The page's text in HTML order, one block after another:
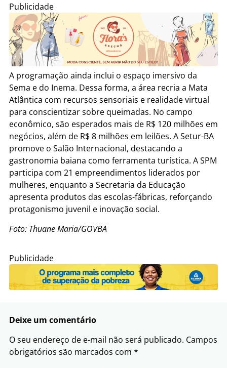
Publicidade
A programação ainda inclui o espaço imersivo da
Sema e do Inema. Dessa forma, a área recria a Mata
Atlântica com recursos sensoriais e realidade virtual
para conscientizar sobre queimadas. No campo
econômico, são esperados mais de R$ 120 milhões em
negócios, além de R$ 8 milhões em leilões. A Setur-BA
promove o Salão Internacional, destacando a
gastronomia baiana como ferramenta turística. A SPM
participa com 21 empreendimentos liderados por
mulheres, enquanto a Secretaria da Educação
apresenta produtos das escolas-fábricas, reforçando
protagonismo juvenil e inovação social.
Foto: Thuane Maria/GOVBA
Publicidade
Deixe um comentário
O seu endereço de e-mail não será publicado. Campos
obrigatórios são marcados com *